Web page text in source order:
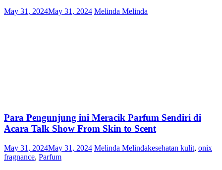
May 31, 2024May 31, 2024 Melinda Melinda
Para Pengunjung ini Meracik Parfum Sendiri di
Acara Talk Show From Skin to Scent
May 31, 2024May 31, 2024 Melinda Melindakesehatan kulit, onix
fragnance, Parfum